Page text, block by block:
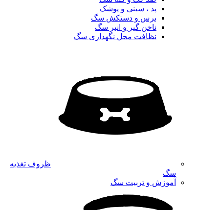
پد ، سینی و پوشک
برس و دستکش سگ
ناخن گیر و انبر سگ
نظافت محل نگهداری سگ
ظروف تغذیه
سگ
آموزش و تربیت سگ